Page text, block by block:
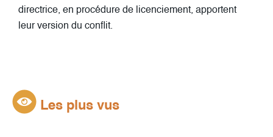
directrice, en procédure de licenciement, apportent
leur version du conflit.
Les plus vus